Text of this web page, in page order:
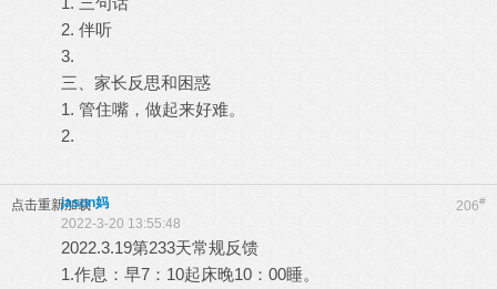
2. 伴听
3.
三、家长反思和困惑
1. 管住嘴，做起来好难。
2.
点击重新加载 206#
jason妈
2022-3-20 13:55:48
2022.3.19第233天常规反馈
1.作息：早7：10起床晚10：00睡。